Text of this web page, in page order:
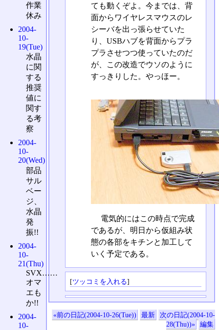
ても動くぞよ。今までは、背
面からワイヤレスマウスのレ
シーバを出っ張らせていた
り、USBハブを背面からプラ
プラさせつつ使っていたのだ
が、この改造でウソのように
すっきりした。やっほー。
電気的にはこの時点で完成
であるが、明日から仮組み状
態の各部をキチンと加工して
いく予定である。
[ツッコミを入れる]
«前の日記(2004-10-26(Tue)) 最新
次の日記(2004-10-
28(Thu))»
編集
作業
休み
2004-
10-
19(Tue)
水晶
に関
する
推奨
値に
関す
る考
察
2004-
10-
20(Wed)
部品
サル
ベー
ジ、
水晶
発
振!!
2004-
10-
21(Thu)
SVX……
オマ
エも
か!!
2004-
10-